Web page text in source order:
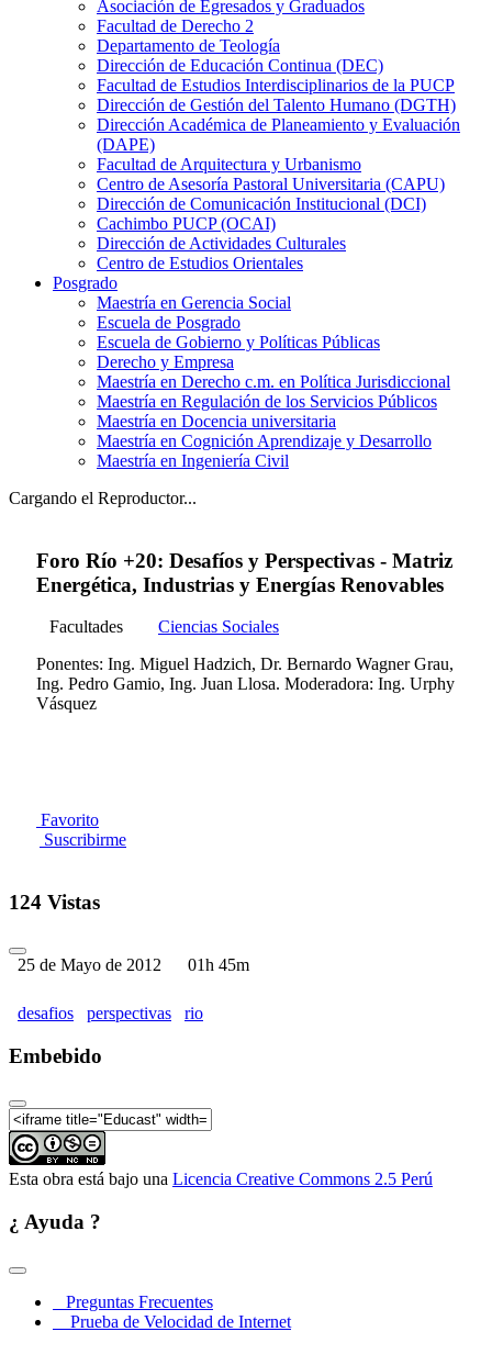
Asociación de Egresados y Graduados
Facultad de Derecho 2
Departamento de Teología
Dirección de Educación Continua (DEC)
Facultad de Estudios Interdisciplinarios de la PUCP
Dirección de Gestión del Talento Humano (DGTH)
Dirección Académica de Planeamiento y Evaluación
(DAPE)
Facultad de Arquitectura y Urbanismo
Centro de Asesoría Pastoral Universitaria (CAPU)
Dirección de Comunicación Institucional (DCI)
Cachimbo PUCP (OCAI)
Dirección de Actividades Culturales
Centro de Estudios Orientales
Posgrado
Maestría en Gerencia Social
Escuela de Posgrado
Escuela de Gobierno y Políticas Públicas
Derecho y Empresa
Maestría en Derecho c.m. en Política Jurisdiccional
Maestría en Regulación de los Servicios Públicos
Maestría en Docencia universitaria
Maestría en Cognición Aprendizaje y Desarrollo
Maestría en Ingeniería Civil
Cargando el Reproductor...
Foro Río +20: Desafíos y Perspectivas - Matriz
Energética, Industrias y Energías Renovables
Facultades
Ciencias Sociales
Ponentes: Ing. Miguel Hadzich, Dr. Bernardo Wagner Grau,
Ing. Pedro Gamio, Ing. Juan Llosa. Moderadora: Ing. Urphy
Vásquez
Favorito
Suscribirme
124 Vistas
25 de Mayo de 2012 01h 45m
desafios perspectivas rio
Embebido
Esta obra está bajo una Licencia Creative Commons 2.5 Perú
¿ Ayuda ?
Preguntas Frecuentes
Prueba de Velocidad de Internet